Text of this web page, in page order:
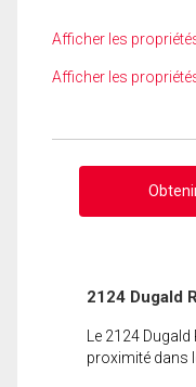
Afficher les
Afficher les
2124 Dugald
Le 2124 Dugald
proximité dans